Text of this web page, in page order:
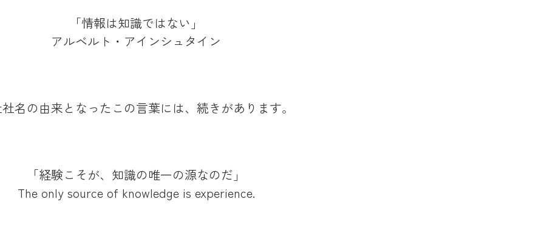
「情報は知識ではない」
アルベルト・アインシュタイン
名の由来となったこの言葉には、続きがあります。
「経験こそが、知識の唯一の源なのだ」
The only source of knowledge is experience.